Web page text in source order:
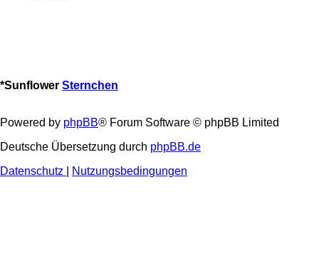
*Sunflower Sternchen
Powered by phpBB® Forum Software © phpBB Limited
Deutsche Übersetzung durch phpBB.de
Datenschutz
Nutzungsbedingungen